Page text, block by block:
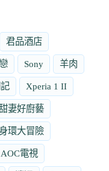
君品酒店
Sony 羊肉
Xperia 1 II
妻好廚藝
環大冒險
AOC電視